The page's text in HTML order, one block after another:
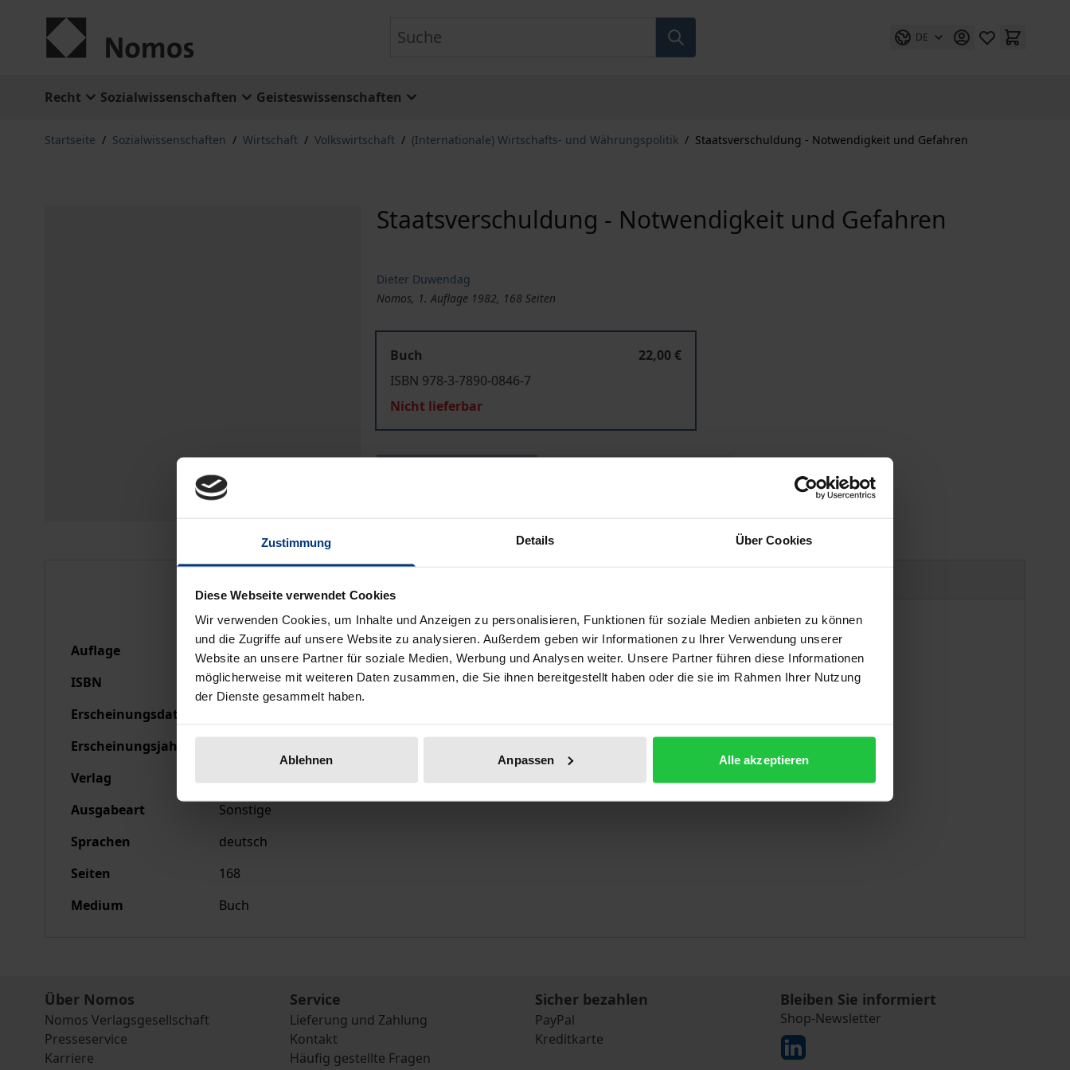
Zustimmung Details Über Cookies
Diese Webseite verwendet Cookies
Wir verwenden Cookies, um Inhalte und Anzeigen zu personalisieren, Funktionen für soziale Medien anbieten zu können
und die Zugriffe auf unsere Website zu analysieren. Außerdem geben wir Informationen zu Ihrer Verwendung unserer
Website an unsere Partner für soziale Medien, Werbung und Analysen weiter. Unsere Partner führen diese Informationen
möglicherweise mit weiteren Daten zusammen, die Sie ihnen bereitgestellt haben oder die sie im Rahmen Ihrer Nutzung
der Dienste gesammelt haben.
Ablehnen Anpassen Alle akzeptieren
DE
Recht Sozialwissenschaften Geisteswissenschaften
Startseite / Sozialwissenschaften / Wirtschaft / Volkswirtschaft / (Internationale) Wirtschafts- und Währungspolitik / Staatsverschuldung - Notwendigkeit und Gefahren
Staatsverschuldung - Notwendigkeit und Gefahren
Dieter Duwendag
Nomos, 1. Auflage 1982, 168 Seiten
Buch
22,00 €
ISBN 978-3-7890-0846-7
Nicht lieferbar
Auflage
ISBN
978-3-7890-0846-7
Erscheinungsdatum
Erscheinungsjahr
Verlag
Ausgabeart
Sonstige
Sprachen
deutsch
Seiten
168
Medium
Buch
Über Nomos
Nomos Verlagsgesellschaft
Presseservice
Karriere
Service
Lieferung und Zahlung
Kontakt
Häufig gestellte Fragen
Sicher bezahlen
PayPal
Kreditkarte
Bleiben Sie informiert
Shop-Newsletter